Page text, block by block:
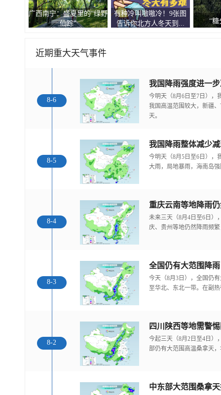
广西南宁：盛夏里的“绿野
仙踪”
有种冷叫嗷嗷冷！9张图
告诉你北方人冬天到...
“
近期重大天气事件
8-6
今明天（8月6日至7日），
我国高温范围较大，新疆
天。
8-5
我国降雨整体减少
今明天（8月5日至6日），
大雨，局地暴雨，海南岛
8-4
重庆云南等地降雨
未来三天（8月4日至6日）
庆、贵州等地仍然降雨频
8-3
全国仍有大范围降
今天（8月3日），全国仍
至华北、东北一带。在副
8-2
今起三天（8月2日至4日）
部仍有大范围高温桑拿天
中东部大范围桑拿